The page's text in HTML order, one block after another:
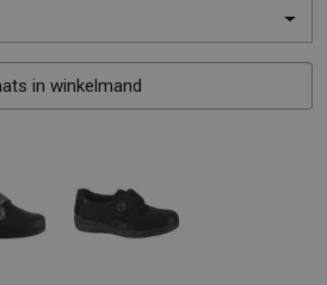
in winkelmand